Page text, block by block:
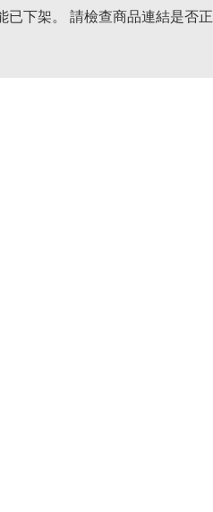
已下架。 請檢查商品連結是否正